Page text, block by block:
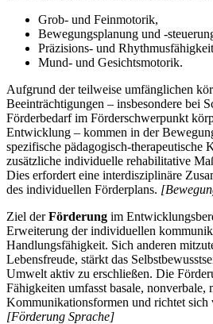
Grob- und Feinmotorik,
Bewegungsplanung und -
Präzisions- und
Mund- und Gesichtsmotorik.
Aufgrund der teilweise umfänglichen
Beeinträchtigungen – insbesondere bei
Förderbedarf im Förderschwerpunkt
Entwicklung – kommen in der
spezifische pädagogisch-therapeutische
zusätzliche individuelle rehabilitative
Dies erfordert eine interdisziplinäre
des individuellen Förderplans.
Ziel derFörderung im
Erweiterung der individuellen
Handlungsfähigkeit. Sich anderen
Lebensfreude, stärkt das
Umwelt aktiv zu erschließen. Die
Fähigkeiten umfasst basale,
Kommunikationsformen und richtet sich
[Förderung Sprache]